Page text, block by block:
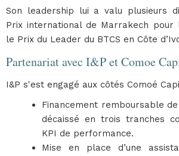
Son leadership lui a valu plusieurs
Prix international de Marrakech pour
le Prix du Leader du BTCS en Côte
Partenariat avec I&P et Comoe
I&P s'est engagé aux côtés Comoé
Financement remboursable de
décaissé en trois tranches
KPI de performance.
Mise en place d’une